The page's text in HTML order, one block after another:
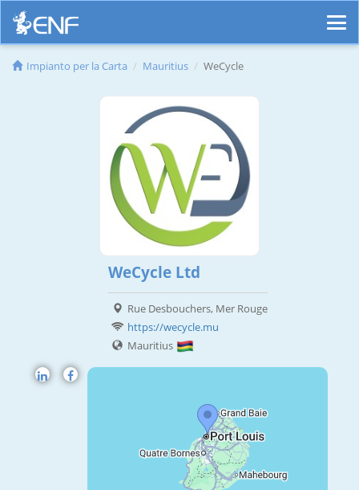
Impianto per la Carta Mauritius WeCycle
WeCycle Ltd
Rue Desbouchers, Mer Rouge
https://wecycle.mu
Mauritius